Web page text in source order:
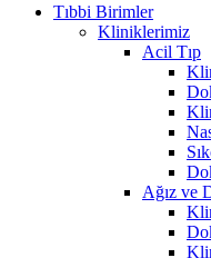
Tıbbi Birimler
Kliniklerimiz
Acil Tıp
Ağız ve